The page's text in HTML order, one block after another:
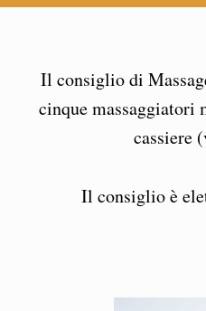
Il consiglio di
cinque massaggiatori
cassiere
Il consiglio è